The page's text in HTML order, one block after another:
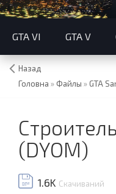
GTA VI GTA V
Назад
Головна »Файлы » GTA
(DYOM)
1.6K Скачиваний